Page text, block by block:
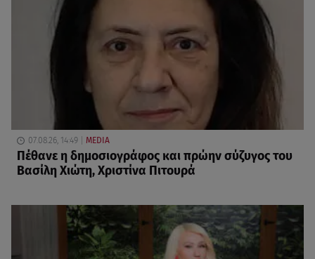
07.08.26, 14:49 MEDIA
Πέθανε η δημοσιογράφος και πρώην σύζυγος του
Βασίλη Χιώτη, Χριστίνα Πιτουρά